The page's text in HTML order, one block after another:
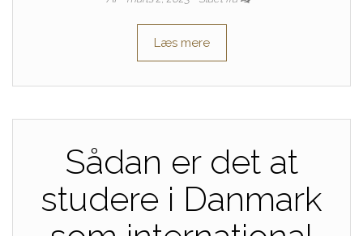
Læs mere
Sådan er det at
studere i Danmark